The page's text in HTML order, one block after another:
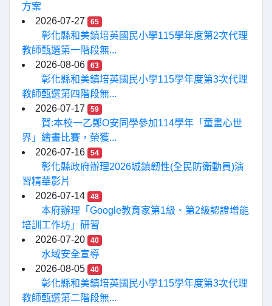
方案
2026-07-27
65
彰化縣和美鎮培英國民小學115學年度第2次代理
教師甄選第一階段無...
2026-08-06
63
彰化縣和美鎮培英國民小學115學年度第3次代理
教師甄選第四階段無...
2026-07-17
59
賀:本校一乙鄭O安同學參加114學年「童畫心世
界」繪畫比賽，榮獲...
2026-07-16
54
彰化縣政府辦理2026城鎮韌性(全民防衛動員)演
習精華影片
2026-07-14
48
本府辦理「Google教育家第1級、第2級認證增能
培訓工作坊」研習
2026-07-20
40
水域安全宣導
2026-08-05
40
彰化縣和美鎮培英國民小學115學年度第3次代理
教師甄選第二階段無...